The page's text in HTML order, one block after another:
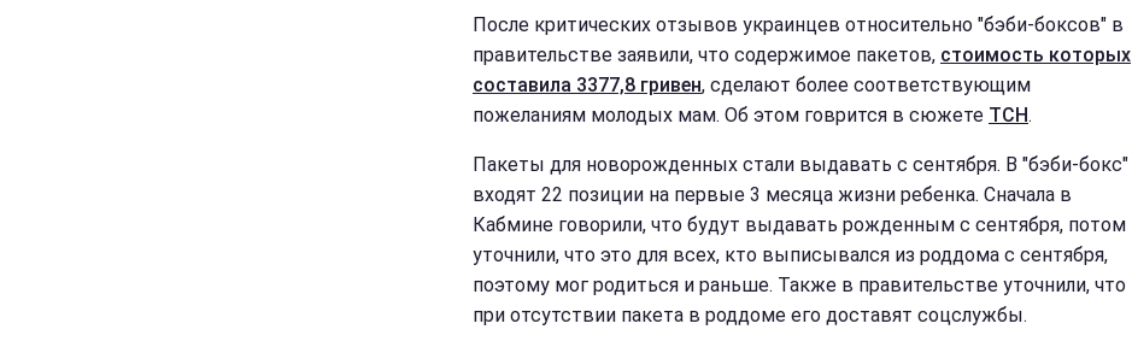
После критических отзывов украинцев относительно "бэби-боксов" в
правительстве заявили, что содержимое пакетов, стоимость которых
составила 3377,8 гривен, сделают более соответствующим
пожеланиям молодых мам. Об этом говрится в сюжете ТСН.
Пакеты для новорожденных стали выдавать с сентября. В "бэби-бокс"
входят 22 позиции на первые 3 месяца жизни ребенка. Сначала в
Кабмине говорили, что будут выдавать рожденным с сентября, потом
уточнили, что это для всех, кто выписывался из роддома с сентября,
поэтому мог родиться и раньше. Также в правительстве уточнили, что
при отсутствии пакета в роддоме его доставят соцслужбы.